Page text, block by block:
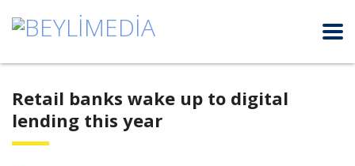
Retail banks wake up to digital
lending this year